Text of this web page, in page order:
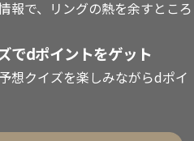
報で、リングの熱を余すところ
でdポイントをゲット
想クイズを楽しみながらdポイ